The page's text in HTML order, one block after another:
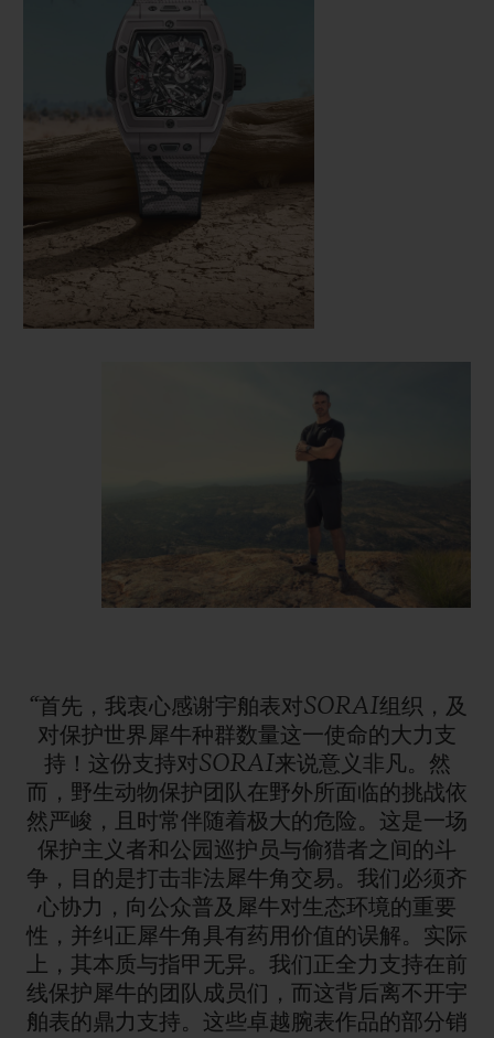
“首先，我衷心感谢宇舶表对SORAI组织，及
对保护世界犀牛种群数量这一使命的大力支
持！这份支持对SORAI来说意义非凡。然
而，野生动物保护团队在野外所面临的挑战依
然严峻，且时常伴随着极大的危险。这是一场
保护主义者和公园巡护员与偷猎者之间的斗
争，目的是打击非法犀牛角交易。我们必须齐
心协力，向公众普及犀牛对生态环境的重要
性，并纠正犀牛角具有药用价值的误解。实际
上，其本质与指甲无异。我们正全力支持在前
线保护犀牛的团队成员们，而这背后离不开宇
舶表的鼎力支持。这些卓越腕表作品的部分销